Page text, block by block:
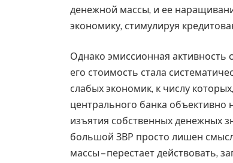
денежной массы, и ее
экономику, стимулируя
Однако эмиссионная активность
его стоимость стала
слабых экономик, к числу
центрального банка
изъятия собственных денежных
большой ЗВР просто лишен
массы – перестает действовать,